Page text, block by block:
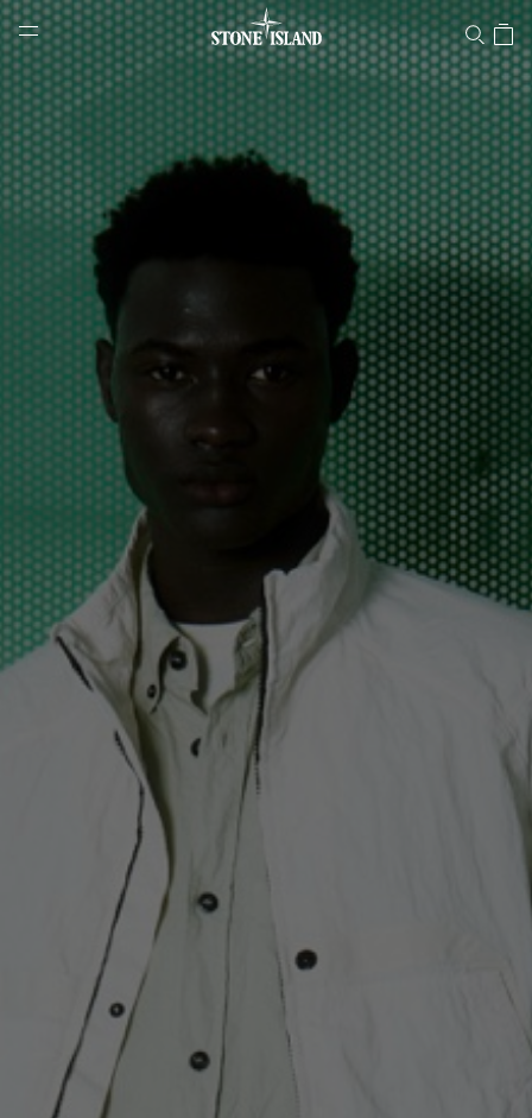
Stone Island Online Store
NAVIGATION.ARIA.GOTOMAINCONTENT
LABEL.SHOPPINGCOUNTRY SCHWEIZ